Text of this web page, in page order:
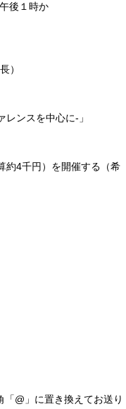
後１時か
）
レンスを中心に-」
4千円）を開催する（希
」に置き換えてお送り